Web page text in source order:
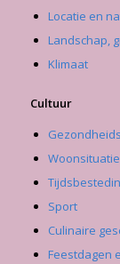
Locatie en
Landschap,
Klimaat
Cultuur
Woonsituatie
Sport
Culinaire
Feestdagen